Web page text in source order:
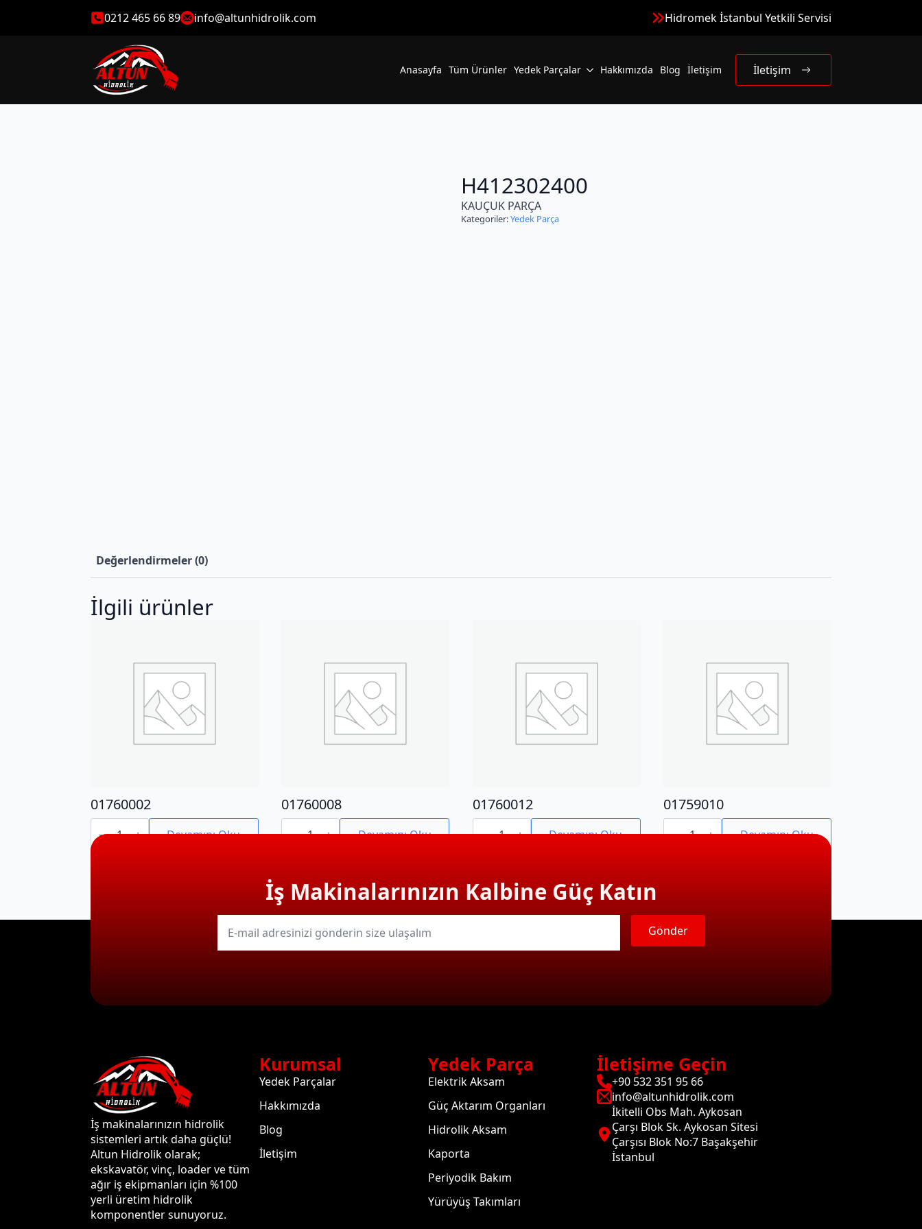
0212 465 66 89 info@altunhidrolik.com Hidromek İstanbul Yetkili Servisi
Anasayfa Tüm Ürünler Yedek Parçalar Hakkımızda Blog İletişim İletişim
H412302400
KAUÇUK PARÇA
Kategoriler:Yedek Parça
Değerlendirmeler (0)
İlgili ürünler
01760002
01760002
adet Devamını Oku
01760008
01760008
adet Devamını Oku
01760012
01760012
adet Devamını Oku
01759010
01759010
adet Devamını Oku
İş Makinalarınızın Kalbine Güç Katın
E-
mail Gönder
İş makinalarınızın hidrolik
sistemleri artık daha güçlü!
Altun Hidrolik olarak;
ekskavatör, vinç, loader ve tüm
ağır iş ekipmanları için %100
yerli üretim hidrolik
komponentler sunuyoruz.
Kurumsal
Yedek Parçalar
Hakkımızda
Blog
İletişim
Yedek Parça
Elektrik Aksam
Güç Aktarım Organları
Hidrolik Aksam
Kaporta
Periyodik Bakım
Yürüyüş Takımları
İletişime Geçin
+90 532 351 95 66
info@altunhidrolik.com
İkitelli Obs Mah. Aykosan
Çarşı Blok Sk. Aykosan Sitesi
Çarşısı Blok No:7 Başakşehir
İstanbul